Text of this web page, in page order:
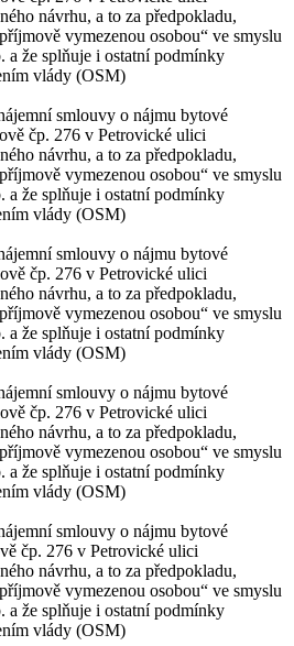
návrhu, a to za předpokladu,
vymezenou osobou“ ve smyslu
a že splňuje i ostatní podmínky
vlády (OSM)
smlouvy o nájmu bytové
čp. 276 v Petrovické ulici
návrhu, a to za předpokladu,
vymezenou osobou“ ve smyslu
a že splňuje i ostatní podmínky
vlády (OSM)
smlouvy o nájmu bytové
čp. 276 v Petrovické ulici
návrhu, a to za předpokladu,
vymezenou osobou“ ve smyslu
a že splňuje i ostatní podmínky
vlády (OSM)
smlouvy o nájmu bytové
čp. 276 v Petrovické ulici
návrhu, a to za předpokladu,
vymezenou osobou“ ve smyslu
a že splňuje i ostatní podmínky
vlády (OSM)
smlouvy o nájmu bytové
čp. 276 v Petrovické ulici
návrhu, a to za předpokladu,
vymezenou osobou“ ve smyslu
a že splňuje i ostatní podmínky
vlády (OSM)